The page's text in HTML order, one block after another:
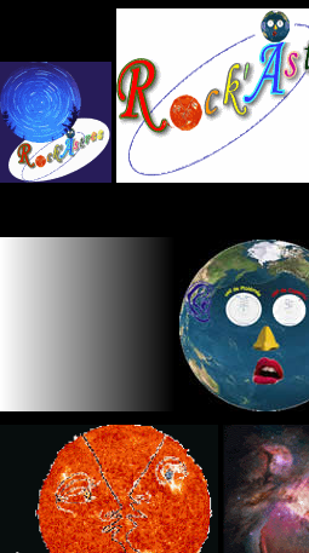
Panneau de gestion des cookies